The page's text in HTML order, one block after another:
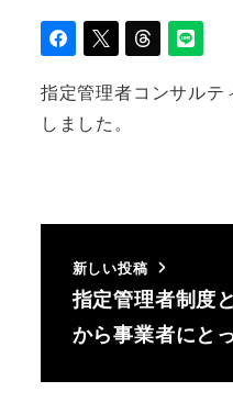
指定管理者コンサル
しました。
新しい投稿
指定管理者制度
から事業者にと